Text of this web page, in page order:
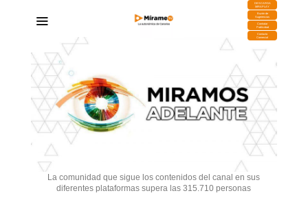
DESCARGA
MIRAPLAY
Buzón de
Sugerencias
Contratar
Publicidad
Contacto
Comercial
La comunidad que sigue los contenidos del canal en sus
diferentes plataformas supera las 315.710 personas